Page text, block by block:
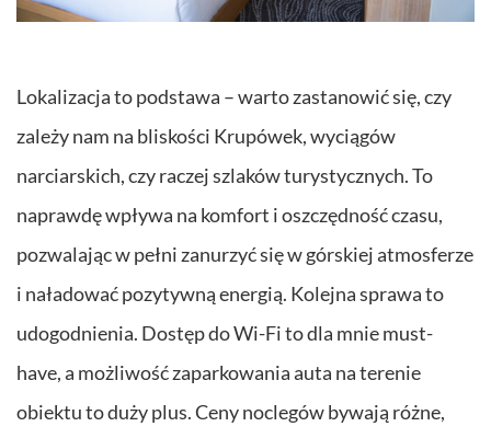
Lokalizacja to podstawa – warto zastanowić się, czy
zależy nam na bliskości Krupówek, wyciągów
narciarskich, czy raczej szlaków turystycznych. To
naprawdę wpływa na komfort i oszczędność czasu,
pozwalając w pełni zanurzyć się w górskiej atmosferze
i naładować pozytywną energią. Kolejna sprawa to
udogodnienia. Dostęp do Wi-Fi to dla mnie must-
have, a możliwość zaparkowania auta na terenie
obiektu to duży plus. Ceny noclegów bywają różne,